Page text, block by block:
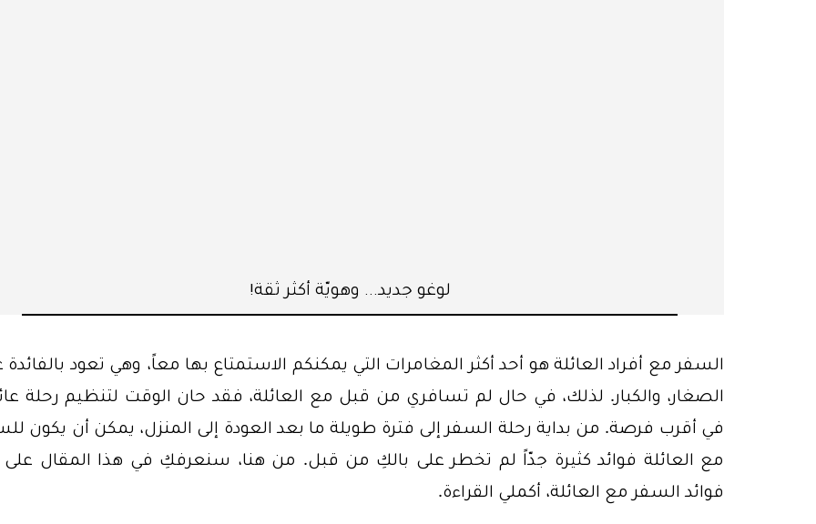
لوغو جديد... وهويّة أكثر ثقة!
السفر مع أفراد العائلة هو أحد أكثر المغامرات التي يمكنكم الاستمتاع بها معاً، وهي تعود بالفائدة
الصغار، والكبار. لذلك، في حال لم تسافري من قبل مع العائلة، فقد حان الوقت لتنظيم رحلة
في أقرب فرصة. من بداية رحلة السفر إلى فترة طويلة ما بعد العودة إلى المنزل، يمكن أن يكون
مع العائلة فوائد كثيرة جدّاً لم تخطر على بالكِ من قبل. من هنا، سنعرفكِ في هذا المقال على
فوائد السفر مع العائلة، أكملي القراءة.